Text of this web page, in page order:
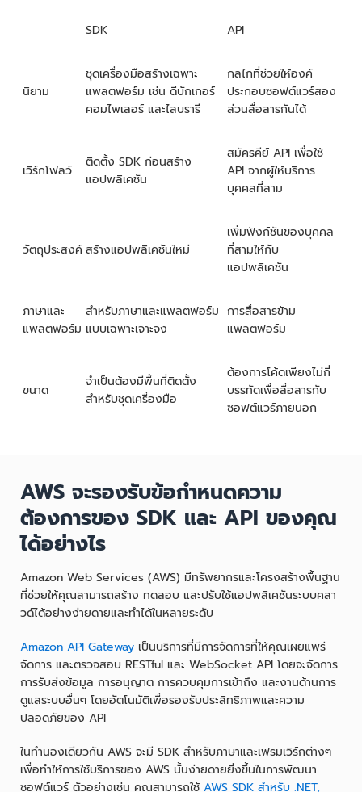
SDK API
นิยาม
ชุดเครื่องมือสร้างเฉพาะ
แพลตฟอร์ม เช่น ดีบักเกอร์
คอมไพเลอร์ และไลบรารี
กลไกที่ช่วยให้องค์
ประกอบซอฟต์แวร์สอง
ส่วนสื่อสารกันได้
เวิร์กโฟลว์
ติดตั้ง SDK ก่อนสร้าง
แอปพลิเคชัน
สมัครคีย์ API เพื่อใช้
API จากผู้ให้บริการ
บุคคลที่สาม
วัตถุประสงค์สร้างแอปพลิเคชันใหม่
เพิ่มฟังก์ชันของบุคคล
ที่สามให้กับ
แอปพลิเคชัน
ภาษาและ
แพลตฟอร์ม
สำหรับภาษาและแพลตฟอร์ม
แบบเฉพาะเจาะจง
การสื่อสารข้าม
แพลตฟอร์ม
ขนาด
จำเป็นต้องมีพื้นที่ติดตั้ง
สำหรับชุดเครื่องมือ
ต้องการโค้ดเพียงไม่กี่
บรรทัดเพื่อสื่อสารกับ
ซอฟต์แวร์ภายนอก
AWS จะรองรับข้อกำหนดความ
ต้องการของ SDK และ API ของคุณ
ได้อย่างไร
Amazon Web Services (AWS) มีทรัพยากรและโครงสร้างพื้นฐาน
ที่ช่วยให้คุณสามารถสร้าง ทดสอบ และปรับใช้แอปพลิเคชันระบบคลา
วด์ได้อย่างง่ายดายและทำได้ในหลายระดับ
Amazon API Gateway เป็นบริการที่มีการจัดการที่ให้คุณเผยแพร่
จัดการ และตรวจสอบ RESTful และ WebSocket API โดยจะจัดการ
การรับส่งข้อมูล การอนุญาต การควบคุมการเข้าถึง และงานด้านการ
ดูแลระบบอื่นๆ โดยอัตโนมัติเพื่อรองรับประสิทธิภาพและความ
ปลอดภัยของ API
ในทำนองเดียวกัน AWS จะมี SDK สำหรับภาษาและเฟรมเวิร์กต่างๆ
เพื่อทำให้การใช้บริการของ AWS นั้นง่ายดายยิ่งขึ้นในการพัฒนา
ซอฟต์แวร์ ตัวอย่างเช่น คุณสามารถใช้ AWS SDK สำหรับ .NET,